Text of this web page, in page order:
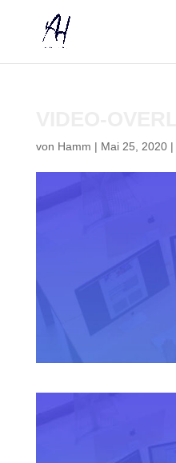
von Hamm | Mai 25, 2020|